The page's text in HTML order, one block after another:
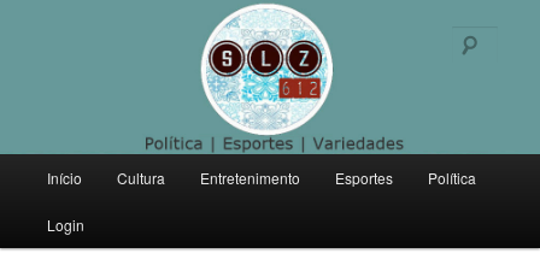
Politica | Esportes | Variedades
principal
Pular
para
Início Cultura Entretenimento Esportes Política
Login